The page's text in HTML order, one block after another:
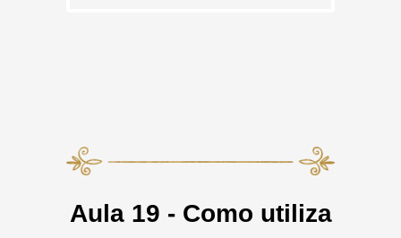
Aula 19 - Como utiliza